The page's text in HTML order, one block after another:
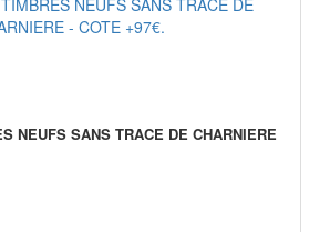
NEUFS SANS TRACE DE CHARNIERE